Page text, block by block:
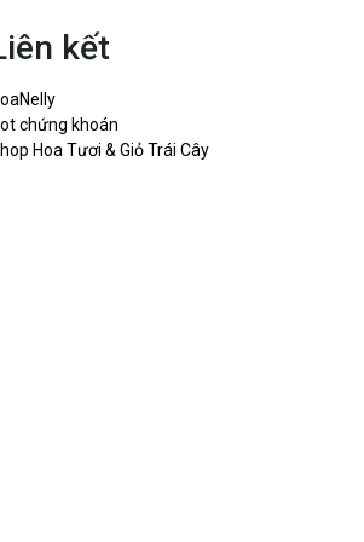
kết
chứng khoán
Hoa Tươi & Giỏ Trái Cây